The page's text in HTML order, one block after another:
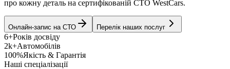
про кожну деталь на сертифікованій СТО WestCars.
Онлайн-запис на СТО Перелік наших послуг
6+Років досвіду
2k+Автомобілів
100%Якість & Гарантія
Наші спеціалізації